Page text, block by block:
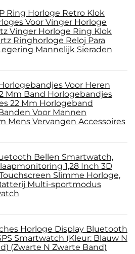
Ring Horloge Retro Klok
Voor Vinger Horloge
Vinger Horloge Ring Klok
Ringhorloge Reloj Para
Mannelijk Sieraden
Voor Heren
Mm Band Horlogebandjes
22 Mm Horlogeband
Voor Mannen
Mens Vervangen Accessoires
Bellen Smartwatch,
1,28 Inch 3D
Slimme Horloge,
Multi-sportmodus
Horloge Display Bluetooth
Smartwatch (Kleur: Blauw N
(Zwarte N Zwarte Band)